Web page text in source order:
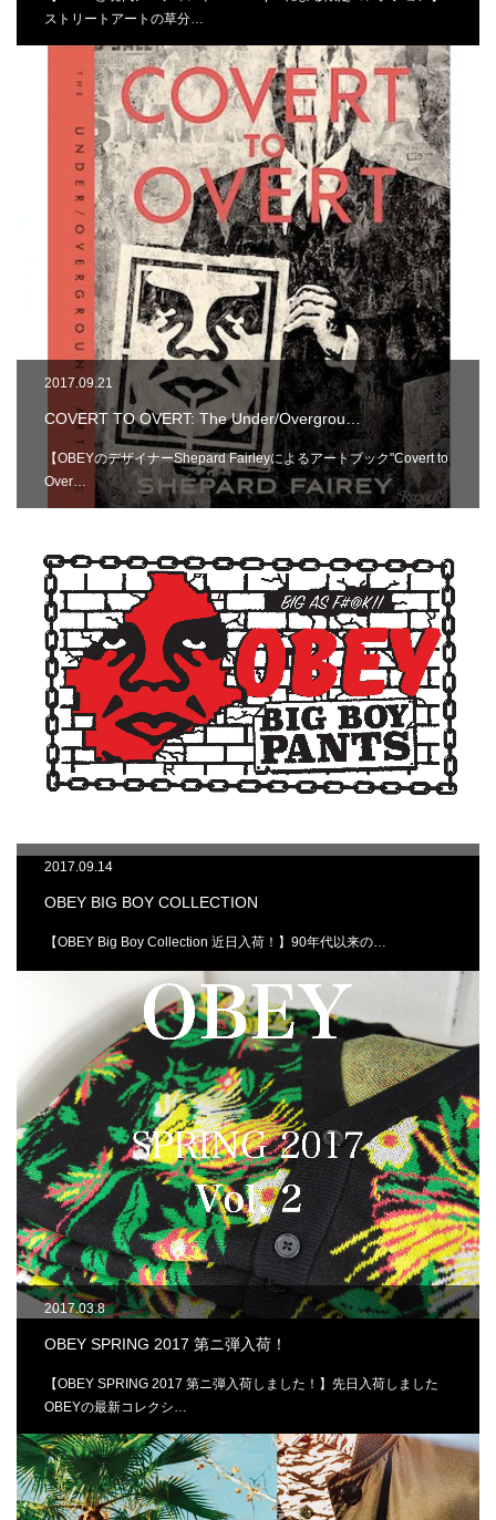
ストリートアートの草分…
2017.09.21
COVERT TO OVERT: The Under/Overgrou…
【OBEYのデザイナーShepard Fairleyによるアートブック"Covert to
Over…
2017.09.14
OBEY BIG BOY COLLECTION
【OBEY Big Boy Collection 近日入荷！】90年代以来の…
2017.03.8
OBEY SPRING 2017 第ニ弾入荷！
【OBEY SPRING 2017 第ニ弾入荷しました！】先日入荷しました
OBEYの最新コレクシ…